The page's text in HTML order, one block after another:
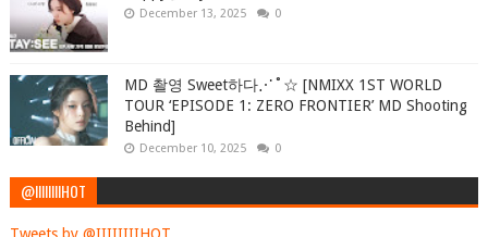
December 13, 2025 0
MD 촬영 Sweet하다⋰˚☆ [NMIXX 1ST WORLD
TOUR ‘EPISODE 1: ZERO FRONTIER’ MD Shooting
Behind]
December 10, 2025 0
@IIIIIIIIHOT